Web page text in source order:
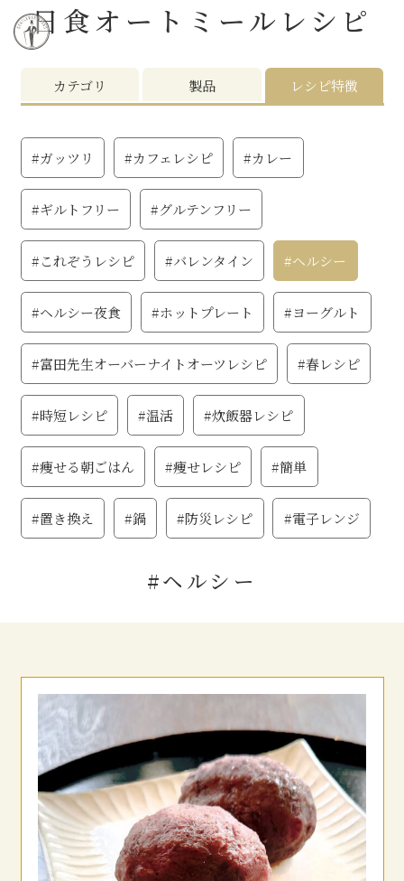
日食オートミール レシピ
カテゴリ 製品 レシピ特徴
#ガッツリ #カフェレシピ #カレー
#ギルトフリー #グルテンフリー
#これぞうレシピ #バレンタイン #ヘルシー
#ヘルシー夜食 #ホットプレート #ヨーグルト
#富田先生オーバーナイトオーツレシピ #春レシピ
#時短レシピ #温活 #炊飯器レシピ
#痩せる朝ごはん #痩せレシピ #簡単
#置き換え #鍋 #防災レシピ #電子レンジ
#ヘルシー